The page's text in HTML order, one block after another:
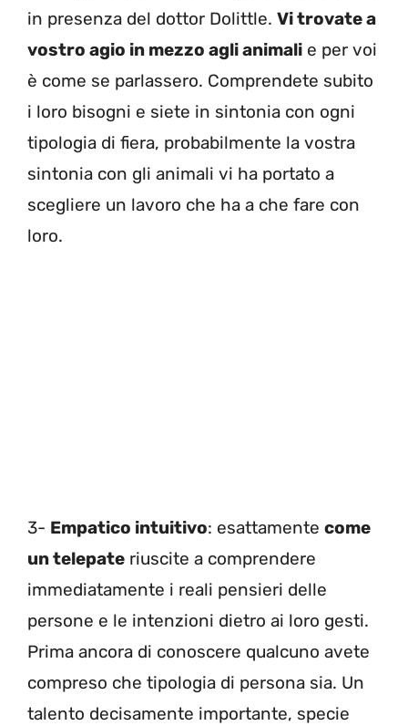
in presenza del dottor Dolittle. Vi trovate a
vostro agio in mezzo agli animali e per voi
è come se parlassero. Comprendete subito
i loro bisogni e siete in sintonia con ogni
tipologia di fiera, probabilmente la vostra
sintonia con gli animali vi ha portato a
scegliere un lavoro che ha a che fare con
loro.
3- Empatico intuitivo: esattamente come
un telepate riuscite a comprendere
immediatamente i reali pensieri delle
persone e le intenzioni dietro ai loro gesti.
Prima ancora di conoscere qualcuno avete
compreso che tipologia di persona sia. Un
talento decisamente importante, specie